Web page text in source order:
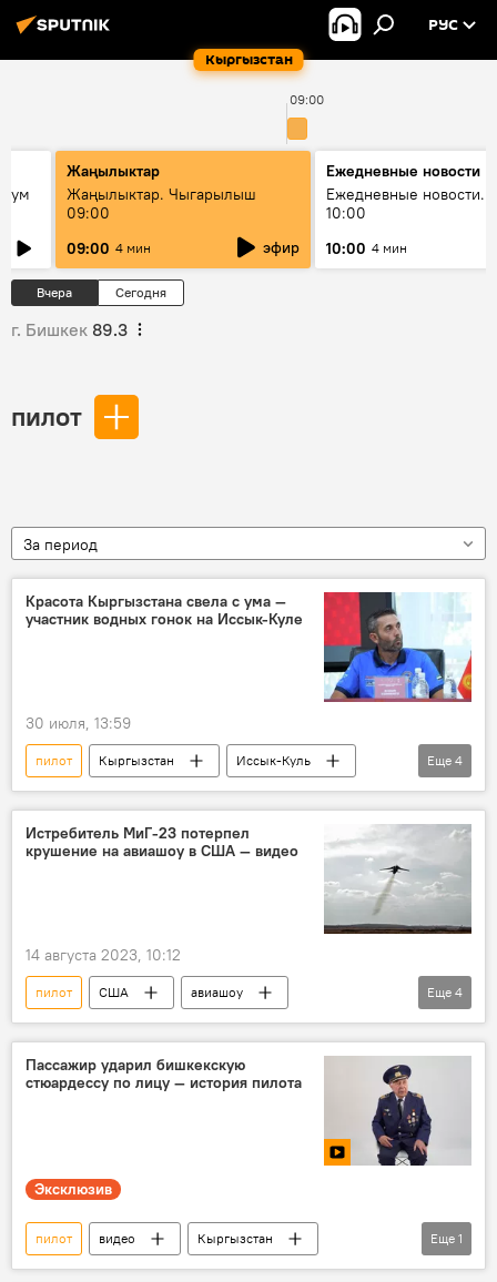
Кыргызстан
РУС
09:00
Жаңылыктар
Жаңылыктар. Чыгарылыш
09:00
09:00 4 мин эфир
Ежедневные новости
Ежедневные новости.
10:00
10:00 4 мин
Вчера Сегодня
г. Бишкек 89.3
пилот
За период
Красота Кыргызстана свела с ума —
участник водных гонок на Иссык-Куле
30 июля, 13:59
пилот Кыргызстан
Иссык-Куль
гонки
чемпионат
Формула-1 на воде
природа
Еще 4
Истребитель МиГ-23 потерпел
крушение на авиашоу в США — видео
14 августа 2023, 10:12
пилот США
авиашоу
истребитель
крушение
пассажир
Мичиган
Еще 4
Пассажир ударил бишкекскую
стюардессу по лицу — история пилота
Эксклюзив
пилот видео
Кыргызстан
летчик
Юрий Прозоров
Еще 1